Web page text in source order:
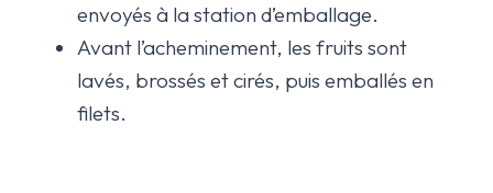
envoyés à la station d’emballage.
Avant l’acheminement, les fruits sont
lavés, brossés et cirés, puis emballés en
filets.